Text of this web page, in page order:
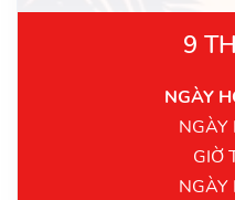
9
NGÀY
GIỜ